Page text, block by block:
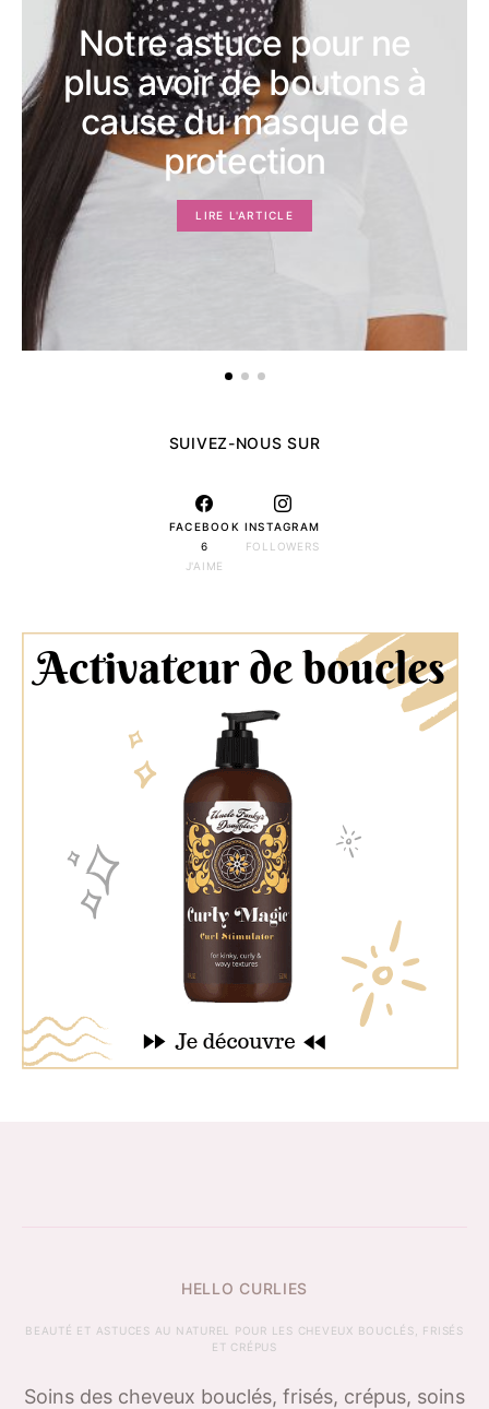
Notre astuce pour ne
plus avoir de boutons à
cause du masque de
protection
LIRE L'ARTICLE
SUIVEZ-NOUS SUR
FACEBOOK
6
J'AIME
INSTAGRAM
FOLLOWERS
HELLO CURLIES
BEAUTÉ ET ASTUCES AU NATUREL POUR LES CHEVEUX BOUCLÉS, FRISÉS
ET CRÉPUS
Soins des cheveux bouclés, frisés, crépus, soins